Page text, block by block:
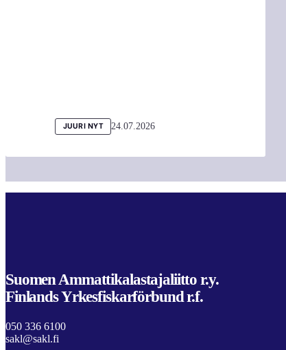
JUURI NYT 24.07.2026
Suomen Ammattikalastajaliitto r.y.
Finlands Yrkesfiskarförbund r.f.
050 336 6100
sakl@sakl.fi